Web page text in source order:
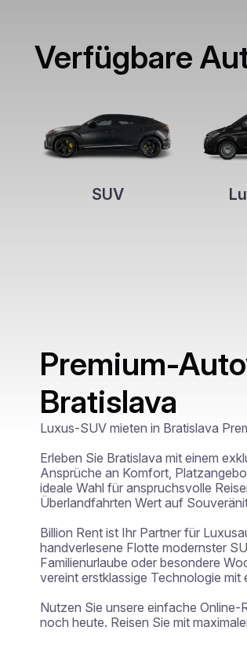
Verfügbare
SUV
Premium-
Bratislava
Luxus-SUV mieten in Bratislava
Erleben Sie Bratislava mit einem
Ansprüche an Komfort,
ideale Wahl für anspruchsvolle
Überlandfahrten Wert auf
Billion Rent ist Ihr Partner für
handverlesene Flotte modernster
Familienurlaube oder besondere
vereint erstklassige Technologie mit
Nutzen Sie unsere einfache
noch heute. Reisen Sie mit